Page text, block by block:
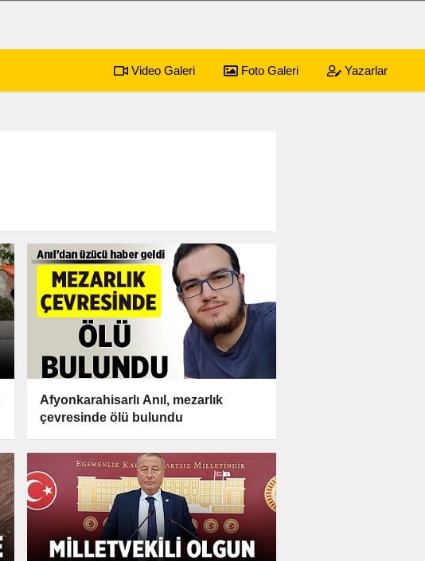
Video Galeri Foto Galeri Yazarlar
Afyonkarahisarlı Anıl, mezarlık
çevresinde ölü bulundu